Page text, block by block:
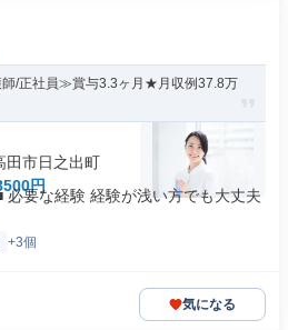
/正社員≫賞与3.3ヶ月★月収例37.8万
田市日之出町
円
必要な経験 経験が浅い方でも大丈夫
+3個
気になる